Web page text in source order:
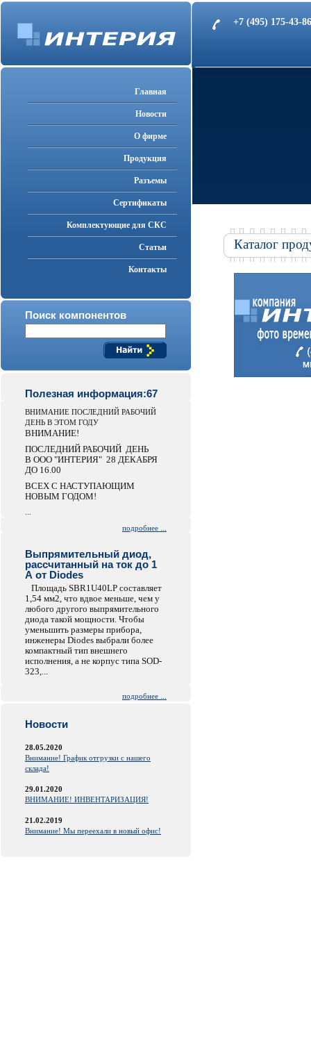
+7 (495) 175-43-
Главная
Новости
О фирме
Продукция
Разъемы
Cертификаты
Комплектующие для СКС
Статьи
Контакты
Поиск компонентов
Полезная информация:67
ВНИМАНИЕ ПОСЛЕДНИЙ РАБОЧИЙ
ДЕНЬ В ЭТОМ ГОДУ
ВНИМАНИЕ!
ПОСЛЕДНИЙ РАБОЧИЙ ДЕНЬ
В ООО "ИНТЕРИЯ" 28 ДЕКАБРЯ
ДО 16.00
ВСЕХ С НАСТУПАЮЩИМ
НОВЫМ ГОДОМ!
подробнее ...
Выпрямительный диод,
рассчитанный на ток до 1
А от Diodes
Площадь SBR1U40LP составляет
1,54 мм2, что вдвое меньше, чем у
любого другого выпрямительного
диода такой мощности. Чтобы
уменьшить размеры прибора,
инженеры Diodes выбрали более
компактный тип внешнего
исполнения, а не корпус типа SOD-
323,...
подробнее ...
Новости
28.05.2020
Внимание! График отгрузки с нашего
склада!
29.01.2020
ВНИМАНИЕ! ИНВЕНТАРИЗАЦИЯ!
21.02.2019
Внимание! Мы переехали в новый офис!
Каталог